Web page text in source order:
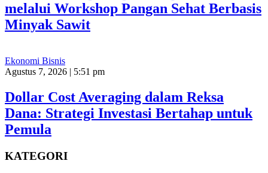
melalui Workshop Pangan Sehat Berbasis
Minyak Sawit
Ekonomi Bisnis
Agustus 7, 2026 | 5:51 pm
Dollar Cost Averaging dalam Reksa
Dana: Strategi Investasi Bertahap untuk
Pemula
KATEGORI